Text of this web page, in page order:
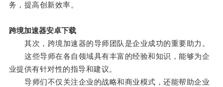
务，提高创新效率。
跨境加速器安卓下载
其次，跨境加速器的导师团队是企业成功的重要助力。
这些导师在各自领域具有丰富的经验和知识，能够为企
业提供有针对性的指导和建议。
导师们不仅关注企业的战略和商业模式，还能帮助企业